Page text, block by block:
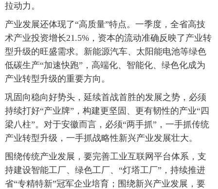
拉动力。
产业发展还体现了“高质量”特点。一季度，全省高技
术产业投资增长21.5%，资本的流动准确反映了产业转
型升级的旺盛需求。新能源汽车、太阳能电池等绿色
低碳生产“加速快跑”，高端化、智能化、绿色化成为
产业转型升级的重要方向。
巩固向稳向好势头，延续首战首胜的发展之势，必须
持续打好“产业牌”，构建更坚固、更有韧性的产业“四
梁八柱”。对于安徽而言，必须“两手抓”，一手抓传统
产业转型升级，一手抓战略性新兴产业发展壮大。
围绕传统产业发展，要完善工业互联网平台体系，支
持建设智能工厂、绿色工厂、“灯塔工厂”，持续推进
省“专精特新”冠军企业培育；围绕新兴产业发展，要